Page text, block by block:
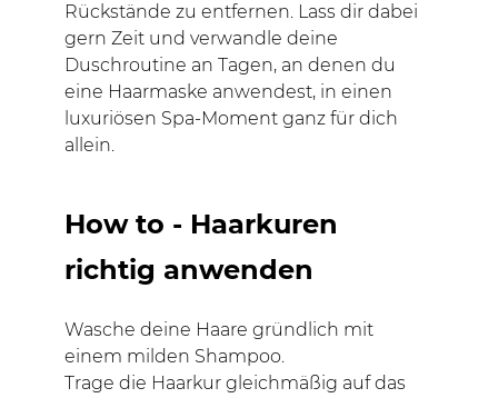
Rückstände zu entfernen. Lass dir dabei
gern Zeit und verwandle deine
Duschroutine an Tagen, an denen du
eine Haarmaske anwendest, in einen
luxuriösen Spa-Moment ganz für dich
allein.
How to - Haarkuren
richtig anwenden
Wasche deine Haare gründlich mit
einem milden Shampoo.
Trage die Haarkur gleichmäßig auf das